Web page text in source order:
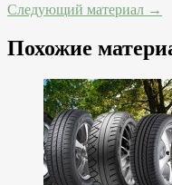
Следующий материал →
Похожие